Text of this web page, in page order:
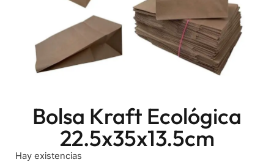
Bolsa Kraft Ecológica
22.5x35x13.5cm
Hay existencias